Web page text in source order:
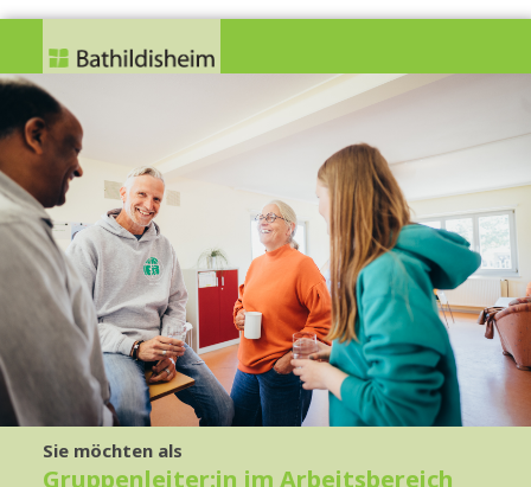
Sie möchten als
Gruppenleiter:in im Arbeitsbereich